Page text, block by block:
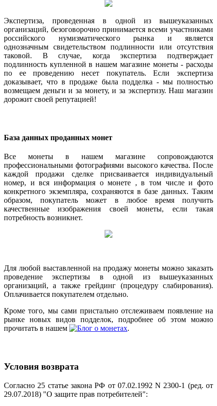
Экспертиза, проведенная в одной из вышеуказанных
организаций, безоговорочно принимается всеми участниками
российского нумизматического рынка и является
однозначным свидетельством подлинности или отсутствия
таковой. В случае, когда экспертиза подтверждает
подлинность купленной в нашем магазине монеты - расходы
по ее проведению несет покупатель. Если экспертиза
доказывает, что в продаже была подделка - мы полностью
возмещаем деньги и за монету, и за экспертизу. Наш магазин
дорожит своей репутацией!
База данных проданных монет
Все монеты в нашем магазине сопровождаются
профессиональными фотографиями высокого качества. После
каждой продажи сделке присваивается индивидуальный
номер, и вся информация о монете , в том числе и фото
конкретного экземпляра, сохраняются в базе данных. Таким
образом, покупатель может в любое время получить
качественные изображения своей монеты, если такая
потребность возникнет.
Для любой выставленной на продажу монеты можно заказать
проведение экспертизы в одной из вышеуказанных
организаций, а также грейдинг (процедуру слабирования).
Оплачивается покупателем отдельно.
Кроме того, мы сами пристально отслеживаем появление на
рынке новых видов подделок, подробнее об этом можно
прочитать в нашем
.
Условия возврата
Согласно 25 статье закона РФ от 07.02.1992 N 2300-1 (ред. от
29.07.2018) "О защите прав потребителей":